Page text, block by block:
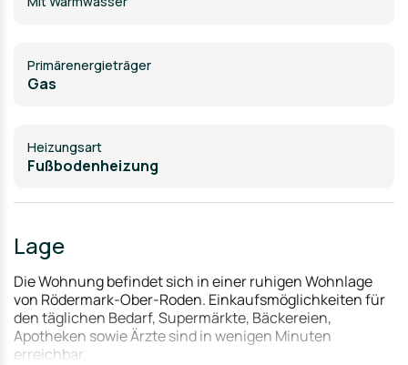
Primärenergieträger
Gas
Heizungsart
Fußbodenheizung
Lage
Die Wohnung befindet sich in einer ruhigen Wohnlage
von Rödermark-Ober-Roden. Einkaufsmöglichkeiten für
den täglichen Bedarf, Supermärkte, Bäckereien,
Apotheken sowie Ärzte sind in wenigen Minuten
erreichbar.